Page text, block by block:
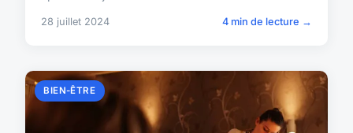
28 juillet 2024 4 min de lecture →
BIEN-ÊTRE